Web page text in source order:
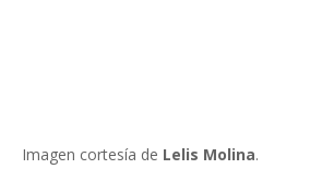
Imagen cortesía de Lelis Molina.